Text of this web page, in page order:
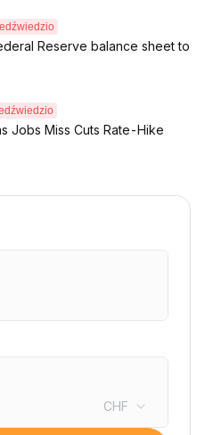
Reserve balance sheet to
Jobs Miss Cuts Rate-Hike
CHF